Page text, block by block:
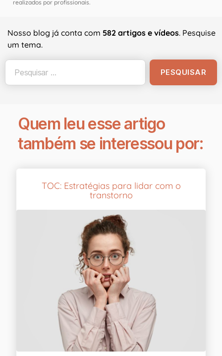
realizados por profissionais.
Nosso blog já conta com 582 artigos e vídeos. Pesquise
um tema.
Quem leu esse artigo
também se interessou por:
TOC: Estratégias para lidar com o
transtorno